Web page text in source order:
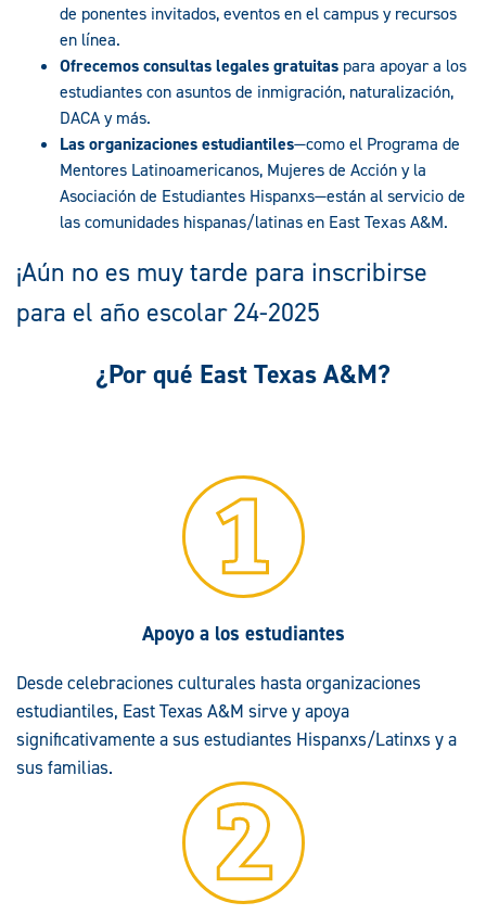
de ponentes invitados, eventos en el campus y recursos
en línea.
Ofrecemos consultas legales gratuitas para apoyar a los
estudiantes con asuntos de inmigración, naturalización,
DACA y más.
Las organizaciones estudiantiles—como el Programa de
Mentores Latinoamericanos, Mujeres de Acción y la
Asociación de Estudiantes Hispanxs—están al servicio de
las comunidades hispanas/latinas en East Texas A&M.
¡Aún no es muy tarde para inscribirse
para el año escolar 24-2025
¿Por qué East Texas A&M?
Apoyo a los estudiantes
Desde celebraciones culturales hasta organizaciones
estudiantiles, East Texas A&M sirve y apoya
significativamente a sus estudiantes Hispanxs/Latinxs y a
sus familias.